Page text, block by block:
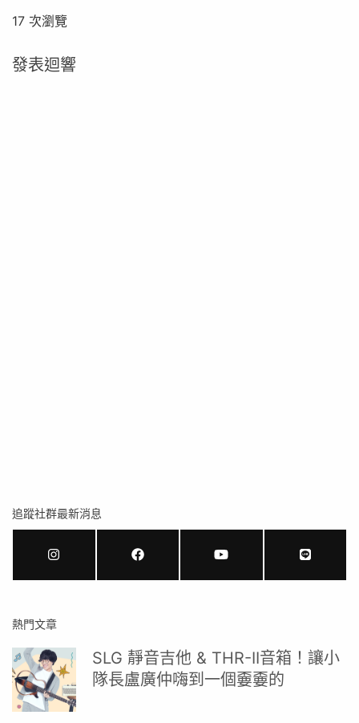
17 次瀏覽
發表迴響
追蹤社群最新消息
熱門文章
SLG 靜音吉他 & THR-II音箱！讓小
隊長盧廣仲嗨到一個嫑嫑的